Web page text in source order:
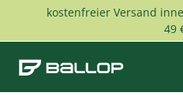
Zum Hauptinhalt springen
kostenfreier Versand
49